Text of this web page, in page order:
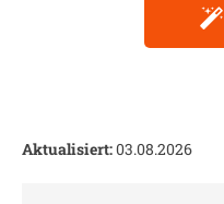
Aktualisiert:03.08.2026